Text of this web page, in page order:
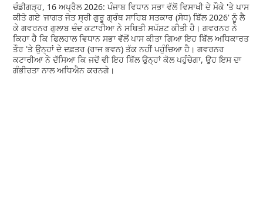
ਚੰਡੀਗੜ੍ਹ, 16 ਅਪ੍ਰੈਲ 2026: ਪੰਜਾਬ ਵਿਧਾਨ ਸਭਾ ਵੱਲੋਂ ਵਿਸਾਖੀ ਦੇ ਮੌਕੇ 'ਤੇ ਪਾਸ
ਕੀਤੇ ਗਏ 'ਜਾਗਤ ਜੋਤ ਸ੍ਰੀ ਗੁਰੂ ਗ੍ਰੰਥ ਸਾਹਿਬ ਸਤਕਾਰ (ਸੋਧ) ਬਿੱਲ 2026' ਨੂੰ ਲੈ
ਕੇ ਗਵਰਨਰ ਗੁਲਾਬ ਚੰਦ ਕਟਾਰੀਆ ਨੇ ਸਥਿਤੀ ਸਪੱਸ਼ਟ ਕੀਤੀ ਹੈ। ਗਵਰਨਰ ਨੇ
ਕਿਹਾ ਹੈ ਕਿ ਫਿਲਹਾਲ ਵਿਧਾਨ ਸਭਾ ਵੱਲੋਂ ਪਾਸ ਕੀਤਾ ਗਿਆ ਇਹ ਬਿੱਲ ਅਧਿਕਾਰਤ
ਤੌਰ 'ਤੇ ਉਨ੍ਹਾਂ ਦੇ ਦਫ਼ਤਰ (ਰਾਜ ਭਵਨ) ਤੱਕ ਨਹੀਂ ਪਹੁੰਚਿਆ ਹੈ। ਗਵਰਨਰ
ਕਟਾਰੀਆ ਨੇ ਦੱਸਿਆ ਕਿ ਜਦੋਂ ਵੀ ਇਹ ਬਿੱਲ ਉਨ੍ਹਾਂ ਕੋਲ ਪਹੁੰਚੇਗਾ, ਉਹ ਇਸ ਦਾ
ਗੰਭੀਰਤਾ ਨਾਲ ਅਧਿਐਨ ਕਰਨਗੇ।